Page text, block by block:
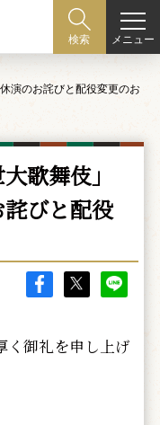
検索 メニュー
演のお詫びと配役変更のお
歌舞伎」
びと配役
御礼を申し上げ